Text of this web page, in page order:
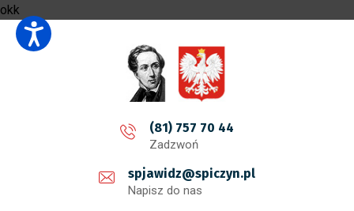
okk
(81) 757 70 44
Zadzwoń
spjawidz@spiczyn.pl
Napisz do nas